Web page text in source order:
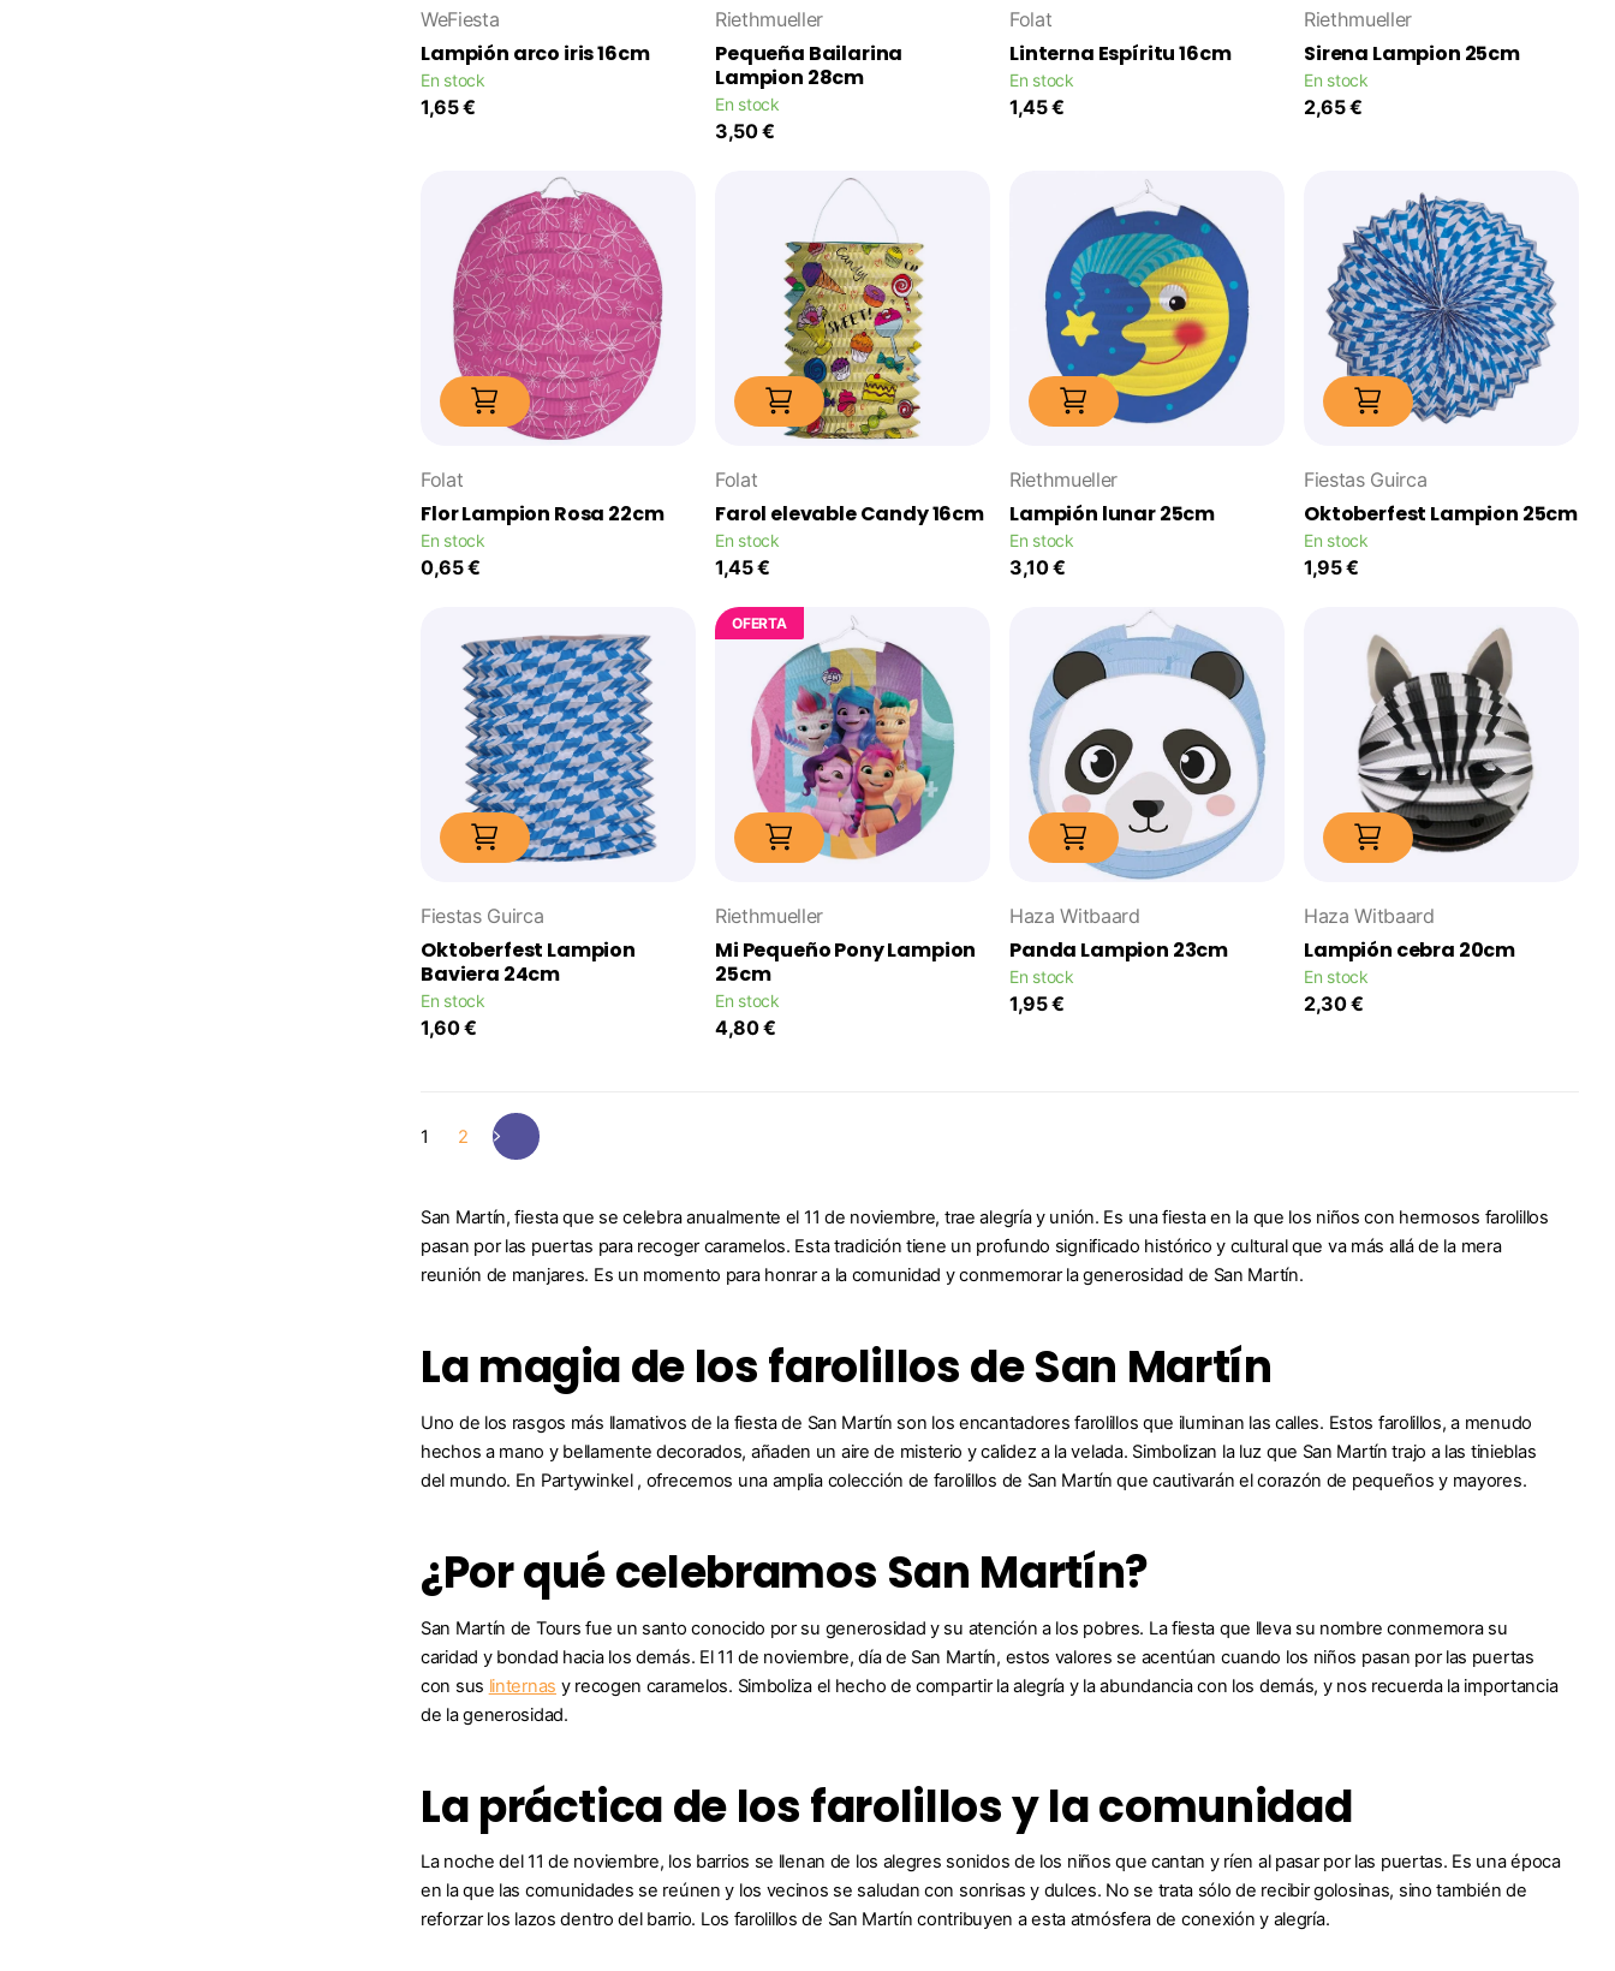
WeFiesta
Lampión arco iris 16cm
En stock
1,65 €
Riethmueller
Pequeña Bailarina
Lampion 28cm
En stock
3,50 €
Folat
Linterna Espíritu 16cm
En stock
1,45 €
Riethmueller
Sirena Lampion 25cm
En stock
2,65 €
Folat
Flor Lampion Rosa 22cm
En stock
0,65 €
Folat
Farol elevable Candy 16cm
En stock
1,45 €
Riethmueller
Lampión lunar 25cm
En stock
3,10 €
Fiestas Guirca
Oktoberfest Lampion 25cm
En stock
1,95 €
Fiestas Guirca
Oktoberfest Lampion
Baviera 24cm
En stock
1,60 €
OFERTA
Riethmueller
Mi Pequeño Pony Lampion
25cm
En stock
4,80 €
Haza Witbaard
Panda Lampion 23cm
En stock
1,95 €
Haza Witbaard
Lampión cebra 20cm
En stock
2,30 €
1 2
San Martín, fiesta que se celebra anualmente el 11 de noviembre, trae alegría y unión. Es una fiesta en la que los niños con hermosos farolillos
pasan por las puertas para recoger caramelos. Esta tradición tiene un profundo significado histórico y cultural que va más allá de la mera
reunión de manjares. Es un momento para honrar a la comunidad y conmemorar la generosidad de San Martín.
La magia de los farolillos de San Martín
Uno de los rasgos más llamativos de la fiesta de San Martín son los encantadores farolillos que iluminan las calles. Estos farolillos, a menudo
hechos a mano y bellamente decorados, añaden un aire de misterio y calidez a la velada. Simbolizan la luz que San Martín trajo a las tinieblas
del mundo. En Partywinkel , ofrecemos una amplia colección de farolillos de San Martín que cautivarán el corazón de pequeños y mayores.
¿Por qué celebramos San Martín?
San Martín de Tours fue un santo conocido por su generosidad y su atención a los pobres. La fiesta que lleva su nombre conmemora su
caridad y bondad hacia los demás. El 11 de noviembre, día de San Martín, estos valores se acentúan cuando los niños pasan por las puertas
con sus linternas y recogen caramelos. Simboliza el hecho de compartir la alegría y la abundancia con los demás, y nos recuerda la importancia
de la generosidad.
La práctica de los farolillos y la comunidad
La noche del 11 de noviembre, los barrios se llenan de los alegres sonidos de los niños que cantan y ríen al pasar por las puertas. Es una época
en la que las comunidades se reúnen y los vecinos se saludan con sonrisas y dulces. No se trata sólo de recibir golosinas, sino también de
reforzar los lazos dentro del barrio. Los farolillos de San Martín contribuyen a esta atmósfera de conexión y alegría.